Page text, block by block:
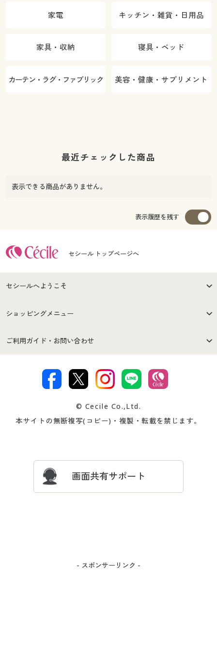
家電 キッチン・雑貨・日用品
家具・収納 寝具・ベッド
カーテン・ラグ・ファブリック 美容・健康・サプリメント
最近チェックした商品
表示できる商品がありません。
表示履歴を残す
セシール トップページへ
セシールへようこそ
はじめての方へ
セシールご利用規約
著作権・商標について 会社案内
ショッピングメニュー
商品カテゴリ
プレゼント＆キャンペーン サイトマップ
ご利用ガイド・お問い合わせ
交換・返品は お支払は
ついて
忘れの場合
© Cecile Co.,Ltd.
本サイトの無断複写(コピー)・複製・転載を禁じます。
画面共有サポート
- スポンサーリンク -